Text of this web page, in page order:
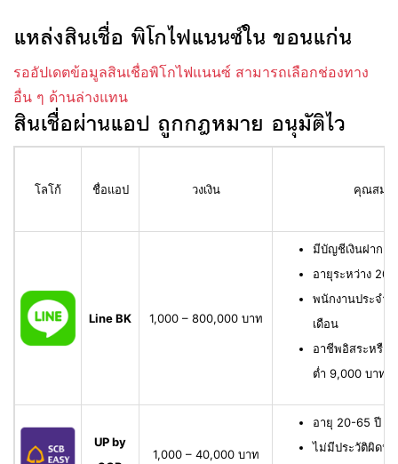
แหล่งสินเชื่อ พิโกไฟแนนซ์ใน ขอนแก่น
รออัปเดตข้อมูลสินเชื่อพิโกไฟแนนซ์ สามารถเลือกช่องทาง
อื่น ๆ ด้านล่างแทน
สินเชื่อผ่านแอป ถูกกฎหมาย อนุมัติไว
โลโก้ ชื่อแอป วงเงิน คุณสมบั
Line BK 1,000 – 800,000 บาท
มีบัญชีเงินฝาก
อายุระหว่าง 20
พนักงานประจำ
เดือน
อาชีพอิสระหรือ
ต่ำ 9,000 บาทต่
UP by
1,000 – 40,000 บาท
อายุ 20-65 ปี เ
ไม่มีประวัติผิดนั